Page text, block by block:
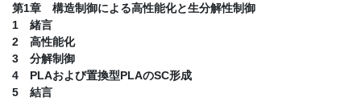
第1章 構造制御による高性能化と生分解性制御
1 緒言
2 高性能化
3 分解制御
4 PLAおよび置換型PLAのSC形成
5 結言